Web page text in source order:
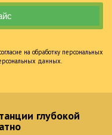
на обработку персональных
данных.
глубокой